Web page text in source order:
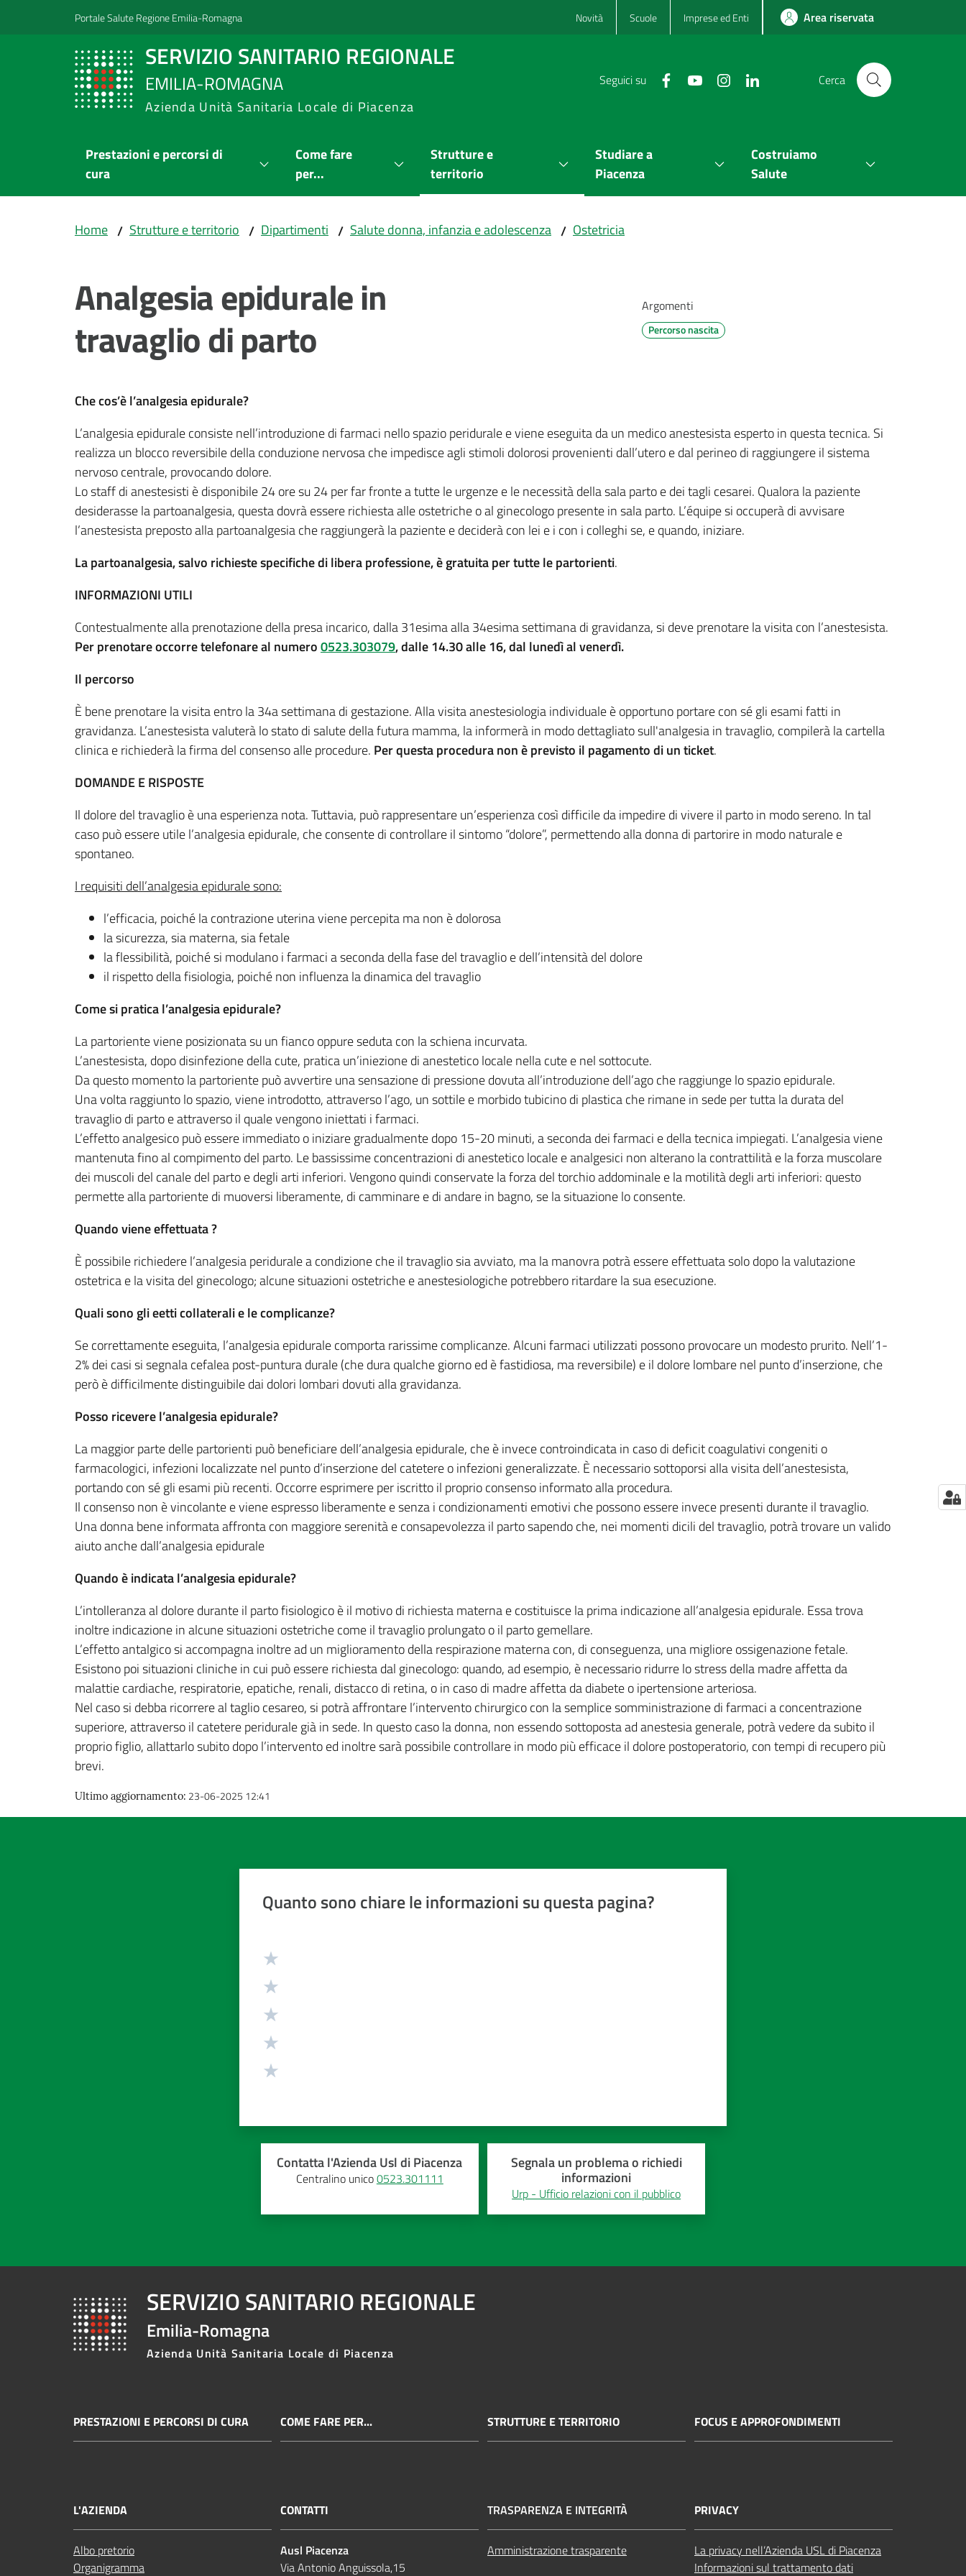
Vai al contenuto
Vai alla navigazionePortale Salute Regione Emilia-Romagna Novità Scuole Imprese ed Enti Area riservata
SERVIZIO SANITARIO REGIONALE
EMILIA-ROMAGNA
Azienda Unità Sanitaria Locale di Piacenza
Seguici su Cerca
Prestazioni e percorsi di
cura
Come fare
per...
Strutture e
territorio
Studiare a
Piacenza
Costruiamo
Salute
Home / Strutture e territorio / Dipartimenti / Salute donna, infanzia e adolescenza / Ostetricia
Analgesia epidurale in
travaglio di parto
Argomenti
Percorso nascita
Che cos’è l’analgesia epidurale?
L’analgesia epidurale consiste nell’introduzione di farmaci nello spazio peridurale e viene eseguita da un medico anestesista esperto in questa tecnica. Si
realizza un blocco reversibile della conduzione nervosa che impedisce agli stimoli dolorosi provenienti dall’utero e dal perineo di raggiungere il sistema
nervoso centrale, provocando dolore.
Lo staff di anestesisti è disponibile 24 ore su 24 per far fronte a tutte le urgenze e le necessità della sala parto e dei tagli cesarei. Qualora la paziente
desiderasse la partoanalgesia, questa dovrà essere richiesta alle ostetriche o al ginecologo presente in sala parto. L’équipe si occuperà di avvisare
l’anestesista preposto alla partoanalgesia che raggiungerà la paziente e deciderà con lei e i con i colleghi se, e quando, iniziare.
La partoanalgesia, salvo richieste specifiche di libera professione, è gratuita per tutte le partorienti.
INFORMAZIONI UTILI
Contestualmente alla prenotazione della presa incarico, dalla 31esima alla 34esima settimana di gravidanza, si deve prenotare la visita con l’anestesista.
Per prenotare occorre telefonare al numero0523.303079, dalle 14.30 alle 16, dal lunedì al venerdì.
Il percorso
È bene prenotare la visita entro la 34a settimana di gestazione. Alla visita anestesiologia individuale è opportuno portare con sé gli esami fatti in
gravidanza. L’anestesista valuterà lo stato di salute della futura mamma, la informerà in modo dettagliato sull'analgesia in travaglio, compilerà la cartella
clinica e richiederà la firma del consenso alle procedure. Per questa procedura non è previsto il pagamento di un ticket.
DOMANDE E RISPOSTE
Il dolore del travaglio è una esperienza nota. Tuttavia, può rappresentare un’esperienza così difficile da impedire di vivere il parto in modo sereno. In tal
caso può essere utile l’analgesia epidurale, che consente di controllare il sintomo “dolore”, permettendo alla donna di partorire in modo naturale e
spontaneo.
I requisiti dell’analgesia epidurale sono:
l’efficacia, poiché la contrazione uterina viene percepita ma non è dolorosa
la sicurezza, sia materna, sia fetale
la flessibilità, poiché si modulano i farmaci a seconda della fase del travaglio e dell’intensità del dolore
il rispetto della fisiologia, poiché non influenza la dinamica del travaglio
Come si pratica l’analgesia epidurale?
La partoriente viene posizionata su un fianco oppure seduta con la schiena incurvata.
L’anestesista, dopo disinfezione della cute, pratica un’iniezione di anestetico locale nella cute e nel sottocute.
Da questo momento la partoriente può avvertire una sensazione di pressione dovuta all’introduzione dell’ago che raggiunge lo spazio epidurale.
Una volta raggiunto lo spazio, viene introdotto, attraverso l’ago, un sottile e morbido tubicino di plastica che rimane in sede per tutta la durata del
travaglio di parto e attraverso il quale vengono iniettati i farmaci.
L’effetto analgesico può essere immediato o iniziare gradualmente dopo 15-20 minuti, a seconda dei farmaci e della tecnica impiegati. L’analgesia viene
mantenuta fino al compimento del parto. Le bassissime concentrazioni di anestetico locale e analgesici non alterano la contrattilità e la forza muscolare
dei muscoli del canale del parto e degli arti inferiori. Vengono quindi conservate la forza del torchio addominale e la motilità degli arti inferiori: questo
permette alla partoriente di muoversi liberamente, di camminare e di andare in bagno, se la situazione lo consente.
Quando viene effettuata ?
È possibile richiedere l’analgesia peridurale a condizione che il travaglio sia avviato, ma la manovra potrà essere effettuata solo dopo la valutazione
ostetrica e la visita del ginecologo; alcune situazioni ostetriche e anestesiologiche potrebbero ritardare la sua esecuzione.
Quali sono gli eetti collaterali e le complicanze?
Se correttamente eseguita, l’analgesia epidurale comporta rarissime complicanze. Alcuni farmaci utilizzati possono provocare un modesto prurito. Nell’1-
2% dei casi si segnala cefalea post-puntura durale (che dura qualche giorno ed è fastidiosa, ma reversibile) e il dolore lombare nel punto d’inserzione, che
però è difficilmente distinguibile dai dolori lombari dovuti alla gravidanza.
Posso ricevere l’analgesia epidurale?
La maggior parte delle partorienti può beneficiare dell’analgesia epidurale, che è invece controindicata in caso di deficit coagulativi congeniti o
farmacologici, infezioni localizzate nel punto d’inserzione del catetere o infezioni generalizzate. È necessario sottoporsi alla visita dell’anestesista,
portando con sé gli esami più recenti. Occorre esprimere per iscritto il proprio consenso informato alla procedura.
Il consenso non è vincolante e viene espresso liberamente e senza i condizionamenti emotivi che possono essere invece presenti durante il travaglio.
Una donna bene informata affronta con maggiore serenità e consapevolezza il parto sapendo che, nei momenti dicili del travaglio, potrà trovare un valido
aiuto anche dall’analgesia epidurale
Quando è indicata l’analgesia epidurale?
L’intolleranza al dolore durante il parto fisiologico è il motivo di richiesta materna e costituisce la prima indicazione all’analgesia epidurale. Essa trova
inoltre indicazione in alcune situazioni ostetriche come il travaglio prolungato o il parto gemellare.
L’effetto antalgico si accompagna inoltre ad un miglioramento della respirazione materna con, di conseguenza, una migliore ossigenazione fetale.
Esistono poi situazioni cliniche in cui può essere richiesta dal ginecologo: quando, ad esempio, è necessario ridurre lo stress della madre affetta da
malattie cardiache, respiratorie, epatiche, renali, distacco di retina, o in caso di madre affetta da diabete o ipertensione arteriosa.
Nel caso si debba ricorrere al taglio cesareo, si potrà affrontare l’intervento chirurgico con la semplice somministrazione di farmaci a concentrazione
superiore, attraverso il catetere peridurale già in sede. In questo caso la donna, non essendo sottoposta ad anestesia generale, potrà vedere da subito il
proprio figlio, allattarlo subito dopo l’intervento ed inoltre sarà possibile controllare in modo più efficace il dolore postoperatorio, con tempi di recupero più
brevi.
Ultimo aggiornamento: 23-06-2025 12:41
Quanto sono chiare le informazioni su questa pagina?
Contatta l'Azienda Usl di Piacenza
Centralino unico0523.301111
Segnala un problema o richiedi
informazioni
Urp - Ufficio relazioni con il pubblico
SERVIZIO SANITARIO REGIONALE
Emilia-Romagna
Azienda Unità Sanitaria Locale di Piacenza
PRESTAZIONI E PERCORSI DI CURA COME FARE PER... STRUTTURE E TERRITORIO FOCUS E APPROFONDIMENTI
L'AZIENDA
Albo pretorio
Organigramma
CONTATTI
Ausl Piacenza
Via Antonio Anguissola,15
TRASPARENZA E INTEGRITÀ
Amministrazione trasparente
PRIVACY
La privacy nell’Azienda USL di Piacenza
Informazioni sul trattamento dati